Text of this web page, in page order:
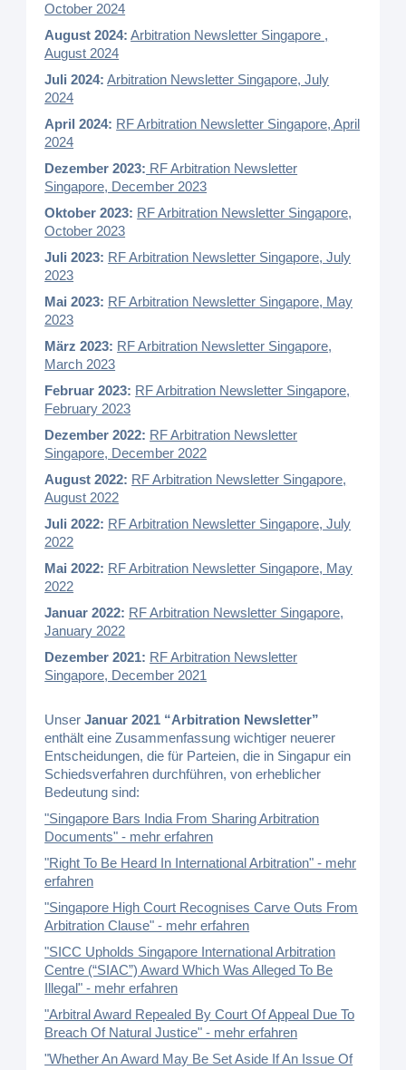
October 2024
August 2024: Arbitration Newsletter Singapore ,
August 2024
Juli 2024: Arbitration Newsletter Singapore, July
2024
April 2024: RF Arbitration Newsletter Singapore, April
2024
Dezember 2023: RF Arbitration Newsletter
Singapore, December 2023
Oktober 2023: RF Arbitration Newsletter Singapore,
October 2023
Juli 2023: RF Arbitration Newsletter Singapore, July
2023
Mai 2023: RF Arbitration Newsletter Singapore, May
2023
März 2023: RF Arbitration Newsletter Singapore,
March 2023
Februar 2023: RF Arbitration Newsletter Singapore,
February 2023
Dezember 2022: RF Arbitration Newsletter
Singapore, December 2022
August 2022: RF Arbitration Newsletter Singapore,
August 2022
Juli 2022: RF Arbitration Newsletter Singapore, July
2022
Mai 2022: RF Arbitration Newsletter Singapore, May
2022
Januar 2022: RF Arbitration Newsletter Singapore,
January 2022
Dezember 2021: RF Arbitration Newsletter
Singapore, December 2021
UnserJanuar 2021 “Arbitration Newsletter”
enthält eine Zusammenfassung wichtiger neuerer
Entscheidungen, die für Parteien, die in Singapur ein
Schiedsverfahren durchführen, von erheblicher
Bedeutung sind:
"Singapore Bars India From Sharing Arbitration
Documents" - mehr erfahren
"Right To Be Heard In International Arbitration" - mehr
erfahren
"Singapore High Court Recognises Carve Outs From
Arbitration Clause" - mehr erfahren
"SICC Upholds Singapore International Arbitration
Centre (“SIAC”) Award Which Was Alleged To Be
Illegal" - mehr erfahren
"Arbitral Award Repealed By Court Of Appeal Due To
Breach Of Natural Justice" - mehr erfahren
"Whether An Award May Be Set Aside If An Issue Of